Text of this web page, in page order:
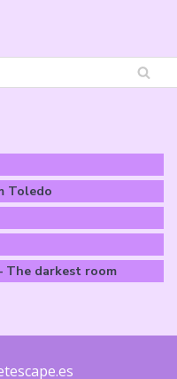
Toledo
The darkest room